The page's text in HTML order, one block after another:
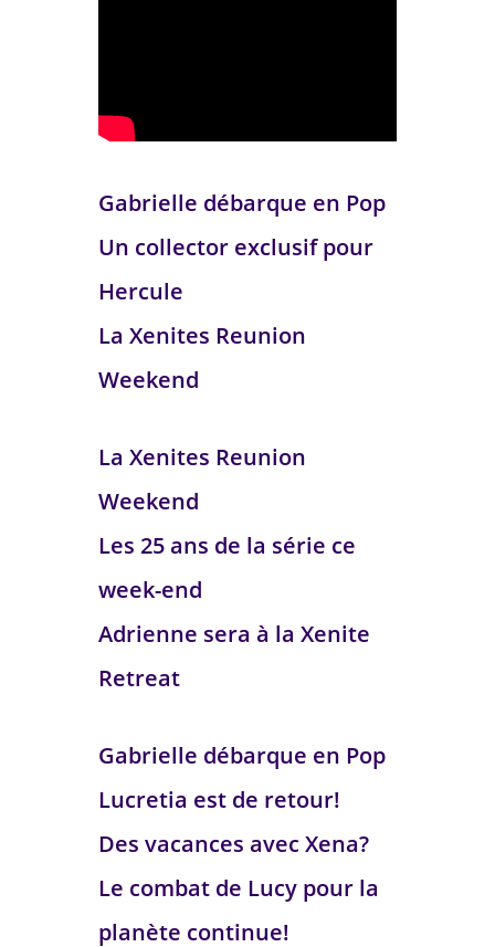
Gabrielle débarque en Pop
Un collector exclusif pour
Hercule
La Xenites Reunion
Weekend
La Xenites Reunion
Weekend
Les 25 ans de la série ce
week-end
Adrienne sera à la Xenite
Retreat
Gabrielle débarque en Pop
Lucretia est de retour!
Des vacances avec Xena?
Le combat de Lucy pour la
planète continue!